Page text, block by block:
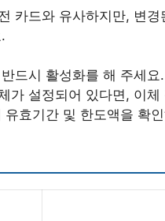
카드와 유사하지만, 변
드시 활성화를 해 주세요.
가 설정되어 있다면, 이
효기간 및 한도액을 확